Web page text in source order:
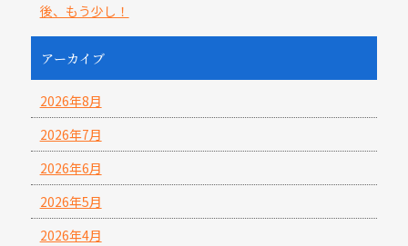
後、もう少し！
アーカイブ
2026年8月
2026年7月
2026年6月
2026年5月
2026年4月